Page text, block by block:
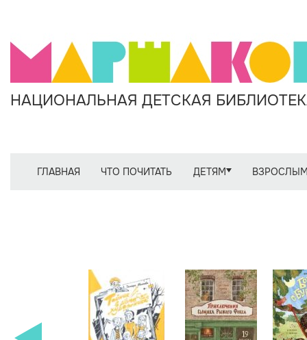
НАЦИОНАЛЬНАЯ ДЕТСКАЯ
ГЛАВНАЯ ЧТО ПОЧИТАТЬ ДЕТЯМ